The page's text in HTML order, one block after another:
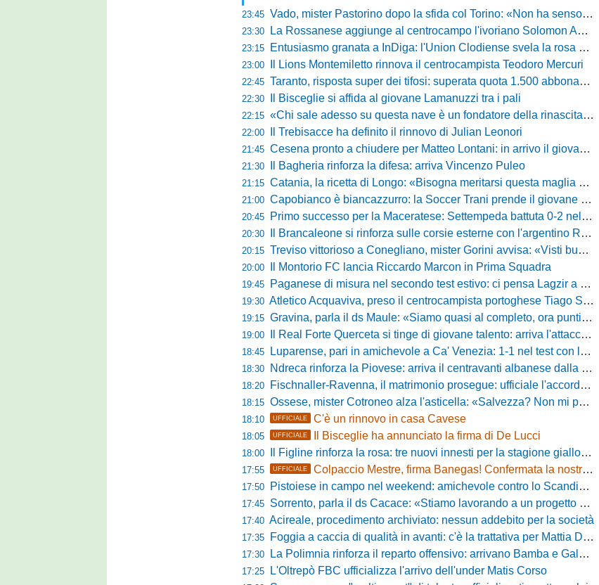
23:45 Vado, mister Pastorino dopo la sfida col Torino: «Non ha senso chiudersi e fare le barricate»
23:30 La Rossanese aggiunge al centrocampo l'ivoriano Solomon Andrews Manu
23:15 Entusiasmo granata a InDiga: l'Union Clodiense svela la rosa per la nuova annata
23:00 Il Lions Montemiletto rinnova il centrocampista Teodoro Mercuri
22:45 Taranto, risposta super dei tifosi: superata quota 1.500 abbonamenti
22:30 Il Bisceglie si affida al giovane Lamanuzzi tra i pali
22:15 «Chi sale adesso su questa nave è un fondatore della rinascita»: Davis carica l'ambiente Messina
22:00 Il Trebisacce ha definito il rinnovo di Julian Leonori
21:45 Cesena pronto a chiudere per Matteo Lontani: in arrivo il giovane talento dello Spezia
21:30 Il Bagheria rinforza la difesa: arriva Vincenzo Puleo
21:15 Catania, la ricetta di Longo: «Bisogna meritarsi questa maglia ogni singolo giorno»
21:00 Capobianco è biancazzurro: la Soccer Trani prende il giovane attaccante ex Monopoli
20:45 Primo successo per la Maceratese: Settempeda battuta 0-2 nella ripresa
20:30 Il Brancaleone si rinforza sulle corsie esterne con l'argentino Rotela
20:15 Treviso vittorioso a Conegliano, mister Gorini avvisa: «Visti buoni spunti, ma c'è ancora tanto da lavorare»
20:00 Il Montorio FC lancia Riccardo Marcon in Prima Squadra
19:45 Paganese di misura nel secondo test estivo: ci pensa Lagzir a piegare l'Equipe Campania
19:30 Atletico Acquaviva, preso il centrocampista portoghese Tiago Santos
19:15 Gravina, parla il ds Maule: «Siamo quasi al completo, ora puntiamo sugli esterni d'attacco»
19:00 Il Real Forte Querceta si tinge di giovane talento: arriva l'attaccante Lucchesi
18:45 Luparense, pari in amichevole a Ca' Venezia: 1-1 nel test con la Primavera lagunare
18:30 Ndreca rinforza la Piovese: arriva il centravanti albanese dalla serie D
18:20 Fischnaller-Ravenna, il matrimonio prosegue: ufficiale l'accordo quinquennale per l'attacco
18:15 Ossese, mister Cotroneo alza l'asticella: «Salvezza? Non mi pongo limiti, voglio vincere più partite possibile»
18:10 UFFICIALE C'è un rinnovo in casa Cavese
18:05 UFFICIALE Il Bisceglie ha annunciato la firma di De Lucci
18:00 Il Figline rinforza la rosa: tre nuovi innesti per la stagione gialloblù
17:55 UFFICIALE Colpaccio Mestre, firma Banegas! Confermata la nostra anteprima
17:50 Pistoiese in campo nel weekend: amichevole contro lo Scandicci allo stadio Strulli di Monsummano
17:45 Sorrento, parla il ds Cacace: «Stiamo lavorando a un progetto ambizioso»
17:40 Acireale, procedimento archiviato: nessun addebito per la società
17:35 Foggia a caccia di qualità in avanti: c'è la trattativa per Mattia Della Morte
17:30 La Polimnia rinforza il reparto offensivo: arrivano Bamba e Galeota
17:25 L'Oltrepò FBC ufficializza l'arrivo dell'under Matis Corso